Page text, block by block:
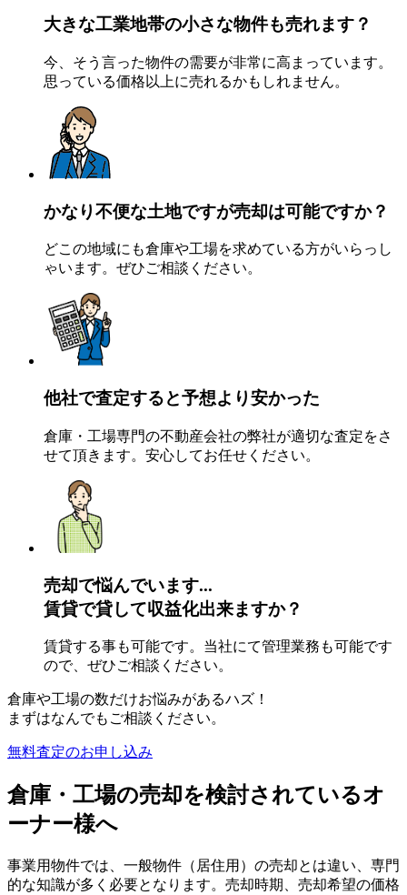
大きな工業地帯の小さな物件も売れます？
今、そう言った物件の需要が非常に高まっています。
思っている価格以上に売れるかもしれません。
かなり不便な土地ですが売却は可能ですか？
どこの地域にも倉庫や工場を求めている方がいらっし
ゃいます。ぜひご相談ください。
他社で査定すると予想より安かった
倉庫・工場専門の不動産会社の弊社が適切な査定をさ
せて頂きます。安心してお任せください。
売却で悩んでいます...
賃貸で貸して収益化出来ますか？
賃貸する事も可能です。当社にて管理業務も可能です
ので、ぜひご相談ください。
倉庫や工場の数だけお悩みがあるハズ！
まずはなんでもご相談ください。
無料査定のお申し込み
倉庫・工場の売却を検討されているオ
ーナー様へ
事業用物件では、一般物件（居住用）の売却とは違い、専門
的な知識が多く必要となります。売却時期、売却希望の価格